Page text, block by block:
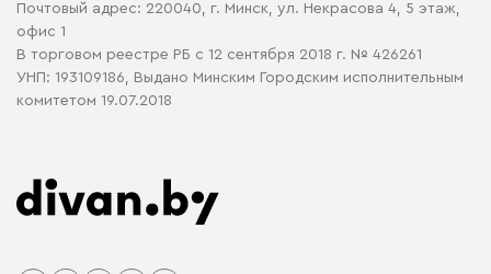
Почтовый адрес: 220040, г. Минск, ул. Некрасова 4, 5 этаж,
офис 1
В торговом реестре РБ с 12 сентября 2018 г. № 426261
УНП: 193109186, Выдано Минским Городским исполнительным
комитетом 19.07.2018